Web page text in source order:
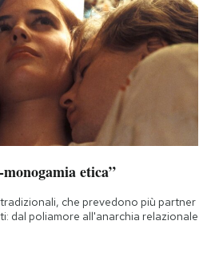
etica”
che prevedono più partner
dal poliamore all'anarchia relazionale